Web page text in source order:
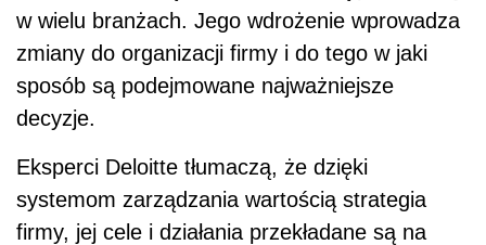
w wielu branżach. Jego wdrożenie wprowadza
zmiany do organizacji firmy i do tego w jaki
sposób są podejmowane najważniejsze
decyzje.
Eksperci Deloitte tłumaczą, że dzięki
systemom zarządzania wartością strategia
firmy, jej cele i działania przekładane są na